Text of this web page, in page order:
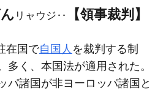
リャウジ‥ 【領事裁判】
在国で自国人 を裁判する制
多く、本国法が適用された。
パ諸国が非ヨーロッパ諸国と